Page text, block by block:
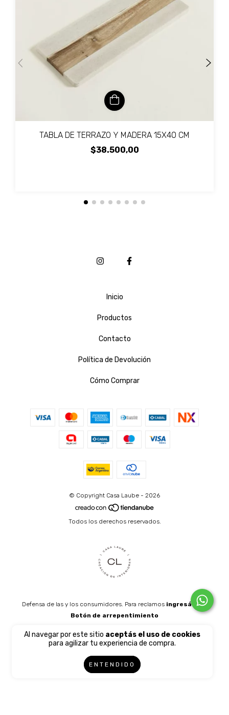
Al navegar por este sitio aceptás el uso de cookies
para agilizar tu experiencia de compra.
ENTENDIDO
TABLA DE TERRAZO Y MADERA 15X40 CM
$38.500,00
Inicio
Productos
Contacto
Política de Devolución
Cómo Comprar
© Copyright Casa Laube - 2026
Todos los derechos reservados.
Defensa de las y los consumidores. Para reclamos ingresá acá.
Botón de arrepentimiento